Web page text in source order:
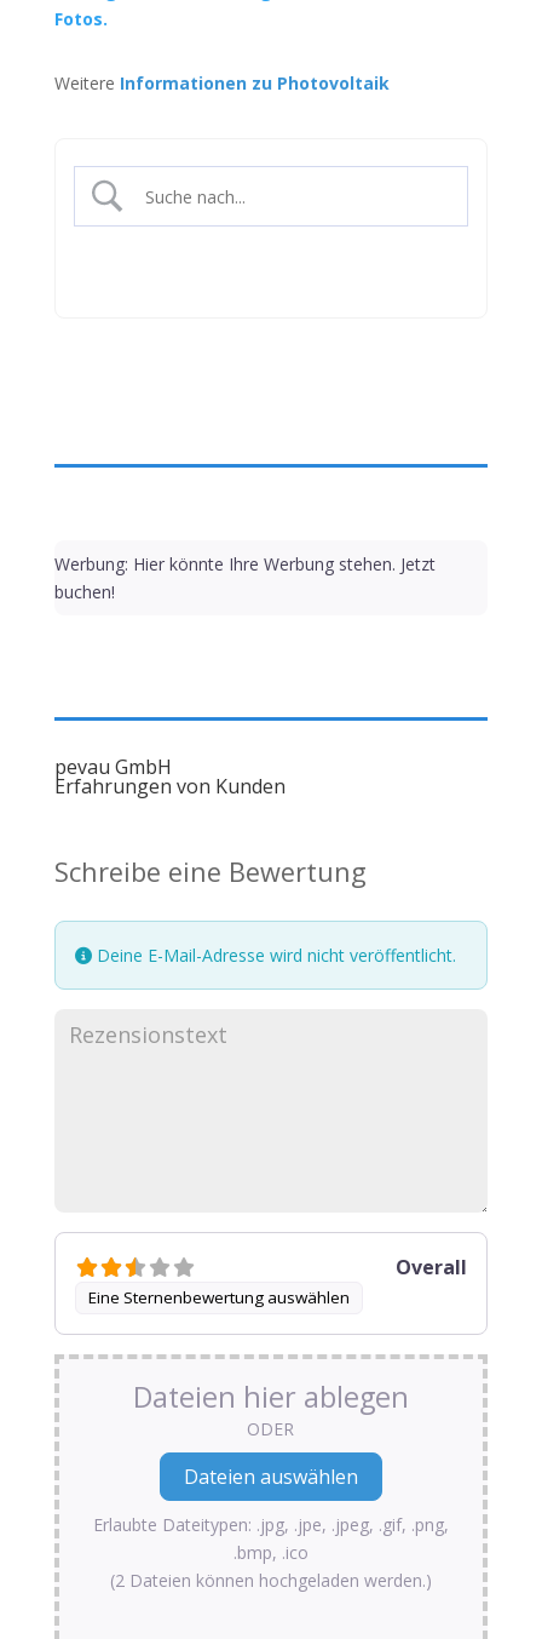
Fotos.
Weitere Informationen zu Photovoltaik
Werbung: Hier könnte Ihre Werbung stehen. Jetzt
buchen!
pevau GmbH
Erfahrungen von Kunden
Schreibe eine Bewertung
Deine E-Mail-Adresse wird nicht veröffentlicht.
Eine Sternenbewertung auswählen
Overall
Dateien hier ablegen
ODER
Erlaubte Dateitypen: .jpg, .jpe, .jpeg, .gif, .png,
.bmp, .ico
(2 Dateien können hochgeladen werden.)